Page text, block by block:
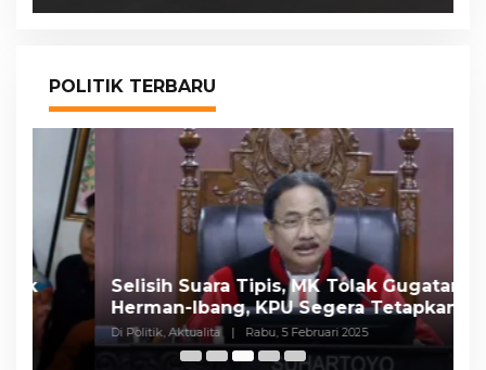
POLITIK TERBARU
Selisih Suara Tipis, MK Tolak Gugatan
Herman-Ibang, KPU Segera Tetapkan
Wahyu-Ramzi
Di Politik, Aktualita | Rabu, 5 Februari 2025